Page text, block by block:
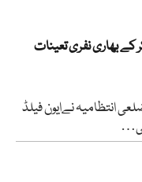
کا فیصلہ، دفعہ 144 نافذ کر کے بھاری نفری تعینات
انتظامیہ نےایون فیلڈ